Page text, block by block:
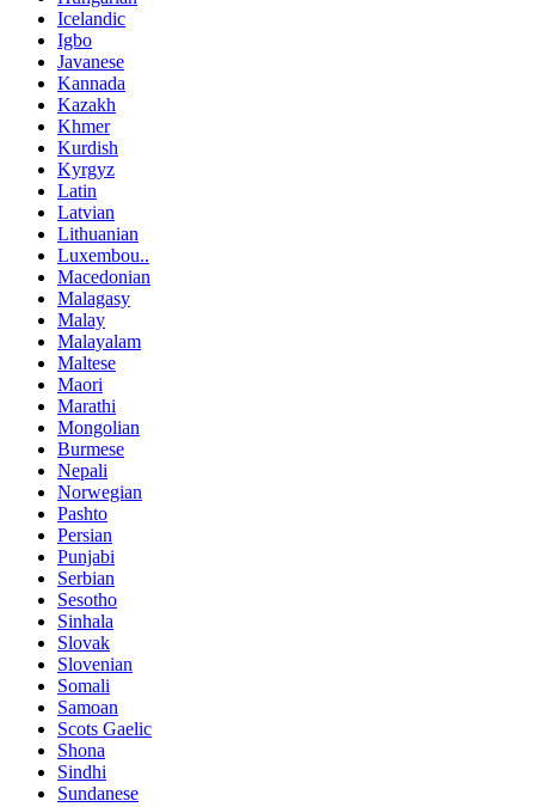
Icelandic
Igbo
Javanese
Kannada
Kazakh
Khmer
Kurdish
Kyrgyz
Latin
Latvian
Lithuanian
Luxembou..
Macedonian
Malagasy
Malay
Malayalam
Maltese
Maori
Marathi
Mongolian
Burmese
Nepali
Norwegian
Pashto
Persian
Punjabi
Serbian
Sesotho
Sinhala
Slovak
Slovenian
Somali
Samoan
Scots Gaelic
Shona
Sindhi
Sundanese